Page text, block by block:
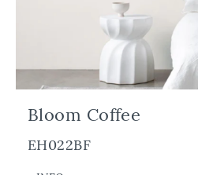
Bloom Coffee
EH022BF